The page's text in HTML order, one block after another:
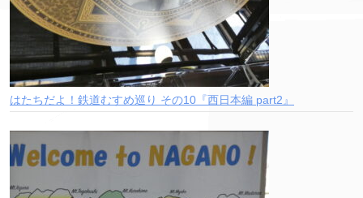
はたちだよ！鉄道むすめ巡り その10『西日本編 part2』